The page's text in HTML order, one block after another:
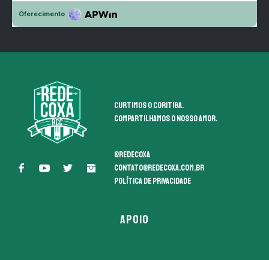
Curtimos o coritiba.
Compartilhamos o nosso amor.
@redecoxa
contato@redecoxa.com.br
Política de Privacidade
APOIO